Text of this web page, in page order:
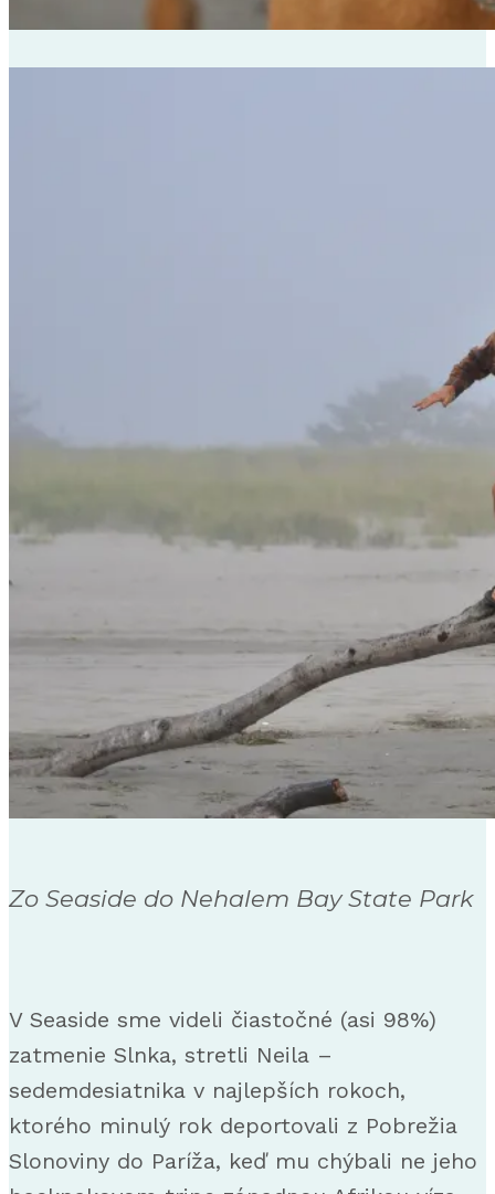
Zo Seaside do Nehalem Bay State Park
V Seaside sme videli čiastočné (asi 98%)
zatmenie Slnka, stretli Neila –
sedemdesiatnika v najlepších rokoch,
ktorého minulý rok deportovali z Pobrežia
Slonoviny do Paríža, keď mu chýbali ne jeho